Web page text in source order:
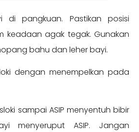
di pangkuan. Pastikan posisi
keadaan agak tegak. Gunakan
bahu dan leher bayi.
dengan menempelkan pada
sampai ASIP menyentuh bibir
menyeruput ASIP. Jangan